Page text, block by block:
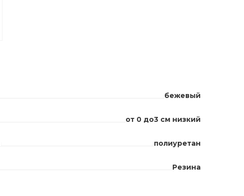
бежевый
от 0 до3 см низкий
полиуретан
Резина